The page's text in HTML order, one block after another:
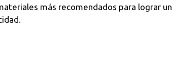
más recomendados para lograr un